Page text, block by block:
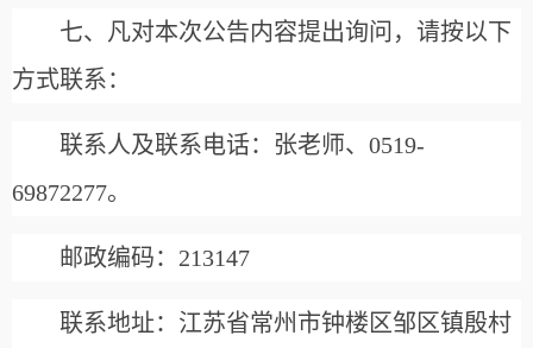
七、凡对本次公告内容提出询问，请按以下
方式联系：
联系人及联系电话： 张老师、0519-
69872277。
邮政编码：213147
联系地址：江苏省常州市钟楼区邹区镇殷村